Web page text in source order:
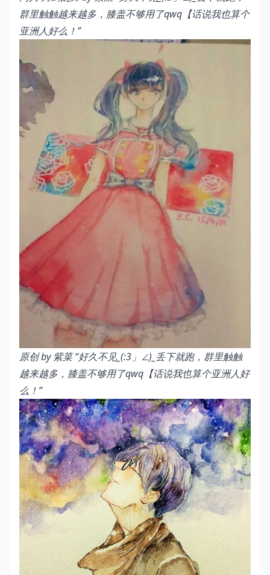
群里触触越来越多，膝盖不够用了qwq【话说我也算个
亚洲人好么！”
原创 by 紫菜 “好久不见_(:3」∠)_丢下就跑，群里触触
越来越多，膝盖不够用了qwq【话说我也算个亚洲人好
么！”